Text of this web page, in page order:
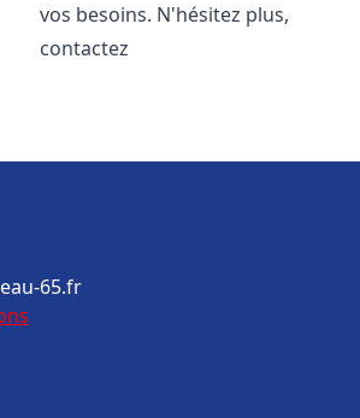
vos besoins. N'hésitez plus,
contactez
65.fr